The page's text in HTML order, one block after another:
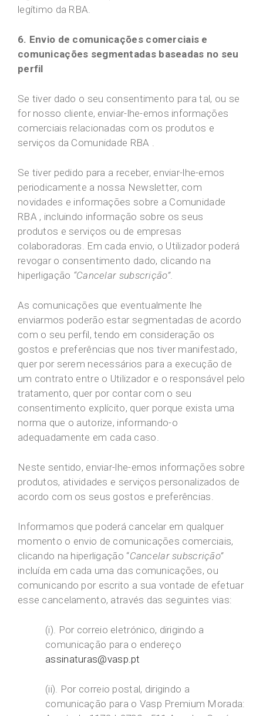
legítimo da RBA.
6. Envio de comunicações comerciais e
comunicações segmentadas baseadas no seu
perfil
Se tiver dado o seu consentimento para tal, ou se
for nosso cliente, enviar-lhe-emos informações
comerciais relacionadas com os produtos e
serviços da Comunidade RBA .
Se tiver pedido para a receber, enviar-lhe-emos
periodicamente a nossa Newsletter, com
novidades e informações sobre a Comunidade
RBA , incluindo informação sobre os seus
produtos e serviços ou de empresas
colaboradoras. Em cada envio, o Utilizador poderá
revogar o consentimento dado, clicando na
hiperligação “Cancelar subscrição”.
As comunicações que eventualmente lhe
enviarmos poderão estar segmentadas de acordo
com o seu perfil, tendo em consideração os
gostos e preferências que nos tiver manifestado,
quer por serem necessários para a execução de
um contrato entre o Utilizador e o responsável pelo
tratamento, quer por contar com o seu
consentimento explícito, quer porque exista uma
norma que o autorize, informando-o
adequadamente em cada caso.
Neste sentido, enviar-lhe-emos informações sobre
produtos, atividades e serviços personalizados de
acordo com os seus gostos e preferências.
Informamos que poderá cancelar em qualquer
momento o envio de comunicações comerciais,
clicando na hiperligação “Cancelar subscrição”
incluída em cada uma das comunicações, ou
comunicando por escrito a sua vontade de efetuar
esse cancelamento, através das seguintes vias:
(i). Por correio eletrónico, dirigindo a
comunicação para o endereço
assinaturas@vasp.pt
(ii). Por correio postal, dirigindo a
comunicação para o Vasp Premium Morada: